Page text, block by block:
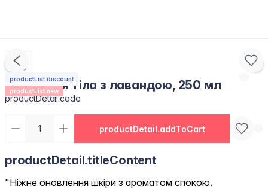
productList.discount
productList.new
Скраб для тіла з лавандою, 250 мл
productDetail.code
productDetail.addToCart
productDetail.titleContent
"Ніжне оновлення шкіри з ароматом спокою.